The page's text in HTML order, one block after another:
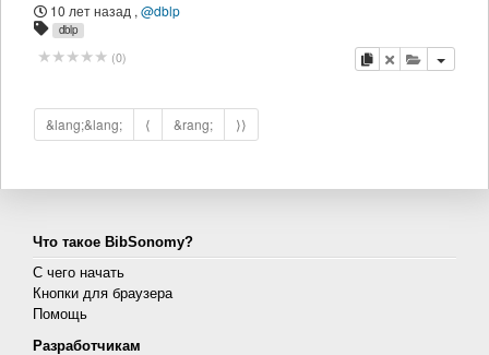
10 лет назад , @dblp
dblp
(0) копировать
удалитьдобавить
&lang;&lang; ⟨ &rang; ⟩⟩
Что такое BibSonomy?
С чего начать
Кнопки для браузера
Помощь
Разработчикам